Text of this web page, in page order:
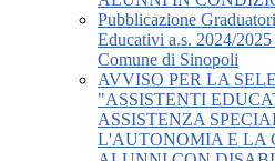
Pubblicazione
Educativi a.s. 2024/
Comune di Sinopoli
AVVISO PER LA
"ASSISTENTI
ASSISTENZA
L'AUTONOMIA E LA